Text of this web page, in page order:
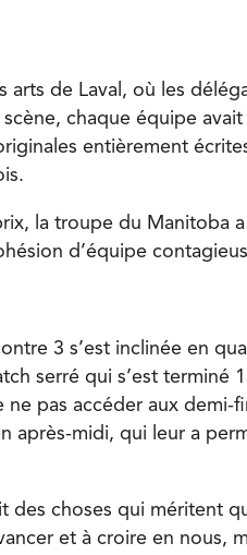
arts de Laval, où les
chaque équipe
entièrement
la troupe du Manitoba
d’équipe
3 s’est inclinée en
serré qui s’est terminé
pas accéder aux demi-
après-midi, qui leur a
des choses qui méritent
et à croire en nous,